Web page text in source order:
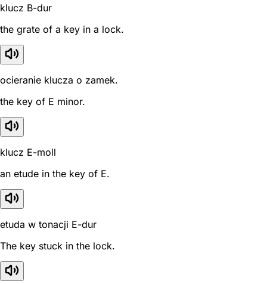
klucz B-dur
the grate of a key in a lock.
ocieranie klucza o zamek.
the key of E minor.
klucz E-moll
an etude in the key of E.
etuda w tonacji E-dur
The key stuck in the lock.